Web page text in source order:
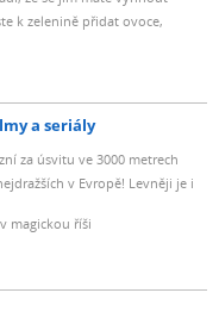
k zelenině přidat ovoce,
a seriály
za úsvitu ve 3000 metrech
v Evropě! Levněji je i
magickou říši